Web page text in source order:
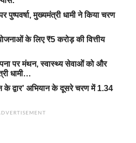
पुष्पवर्षा, मुख्यमंत्री धामी ने किया चरण
के लिए ₹5 करोड़ की वित्तीय
पर मंथन, स्वास्थ्य सेवाओं को और
धामी…
द्वार’ अभियान के दूसरे चरण में 1.34